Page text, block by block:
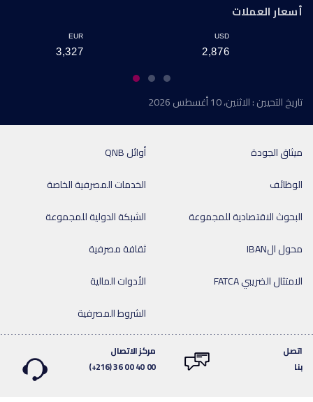
أسعار العملات
EUR
3,327
USD
2,876
تاريخ التحيين : الاثنين، 10 أغسطس 2026
أوائل QNB
ميثاق الجودة
الخدمات المصرفية الخاصة
الوظائف
الشبكة الدولية للمجموعة
البحوث الاقتصادية للمجموعة
ثقافة مصرفية
محول الIBAN
الأدوات المالية
الامتثال الضريبي FATCA
الشروط المصرفية
اتصل
بنا
مركز الاتصال
(+216) 36 00 40 00